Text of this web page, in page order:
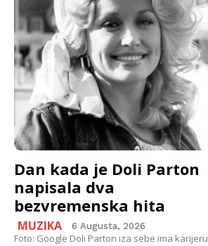
Dan kada je Doli Parton
napisala dva
bezvremenska hita
MUZIKA 6 Augusta, 2026
Foto: Google Doli Parton iza sebe ima karijeru